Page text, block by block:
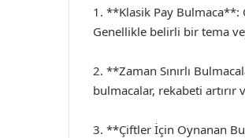
1. **Klasik Pay Bulmaca**:
Genellikle belirli bir tema
2. **Zaman Sınırlı
bulmacalar, rekabeti artırır
3. **Çiftler İçin Oynanan